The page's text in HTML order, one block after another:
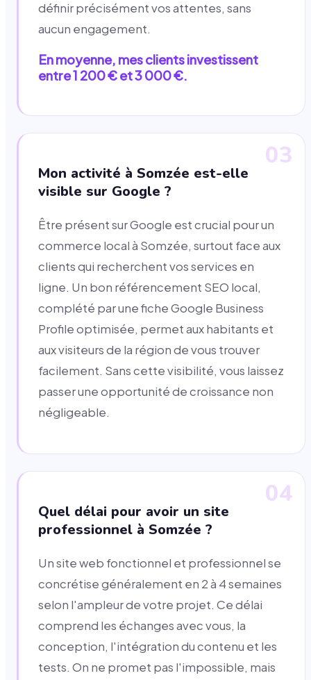
définir précisément vos attentes, sans
aucun engagement.
En moyenne, mes clients investissent
entre 1 200 € et 3 000 €.
03
Mon activité à Somzée est-elle
visible sur Google ?
Être présent sur Google est crucial pour un
commerce local à Somzée, surtout face aux
clients qui recherchent vos services en
ligne. Un bon référencement SEO local,
complété par une fiche Google Business
Profile optimisée, permet aux habitants et
aux visiteurs de la région de vous trouver
facilement. Sans cette visibilité, vous laissez
passer une opportunité de croissance non
négligeable.
04
Quel délai pour avoir un site
professionnel à Somzée ?
Un site web fonctionnel et professionnel se
concrétise généralement en 2 à 4 semaines
selon l'ampleur de votre projet. Ce délai
comprend les échanges avec vous, la
conception, l'intégration du contenu et les
tests. On ne promet pas l'impossible, mais